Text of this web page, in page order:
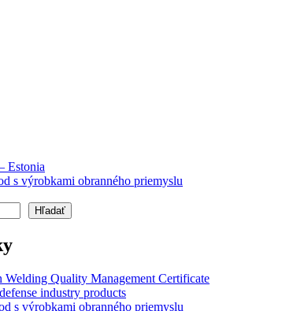
Estonia
s výrobkami obranného priemyslu
Hľadať
Welding Quality Management Certificate
industry products
s výrobkami obranného priemyslu